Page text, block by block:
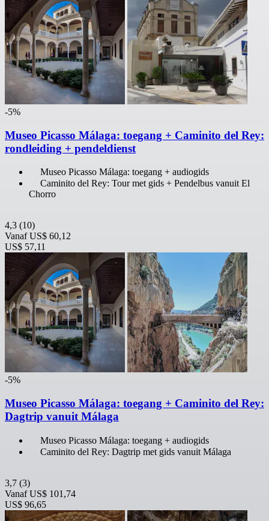
-5%
Museo Picasso Málaga: toegang + Caminito del Rey:
rondleiding + pendeldienst
Museo Picasso Málaga: toegang + audiogids
Caminito del Rey: Tour met gids + Pendelbus vanuit El
Chorro
4,3 (10)
Vanaf US$ 60,12
US$ 57,11
-5%
Museo Picasso Málaga: toegang + Caminito del Rey:
Dagtrip vanuit Málaga
Museo Picasso Málaga: toegang + audiogids
Caminito del Rey: Dagtrip met gids vanuit Málaga
3,7 (3)
Vanaf US$ 101,74
US$ 96,65